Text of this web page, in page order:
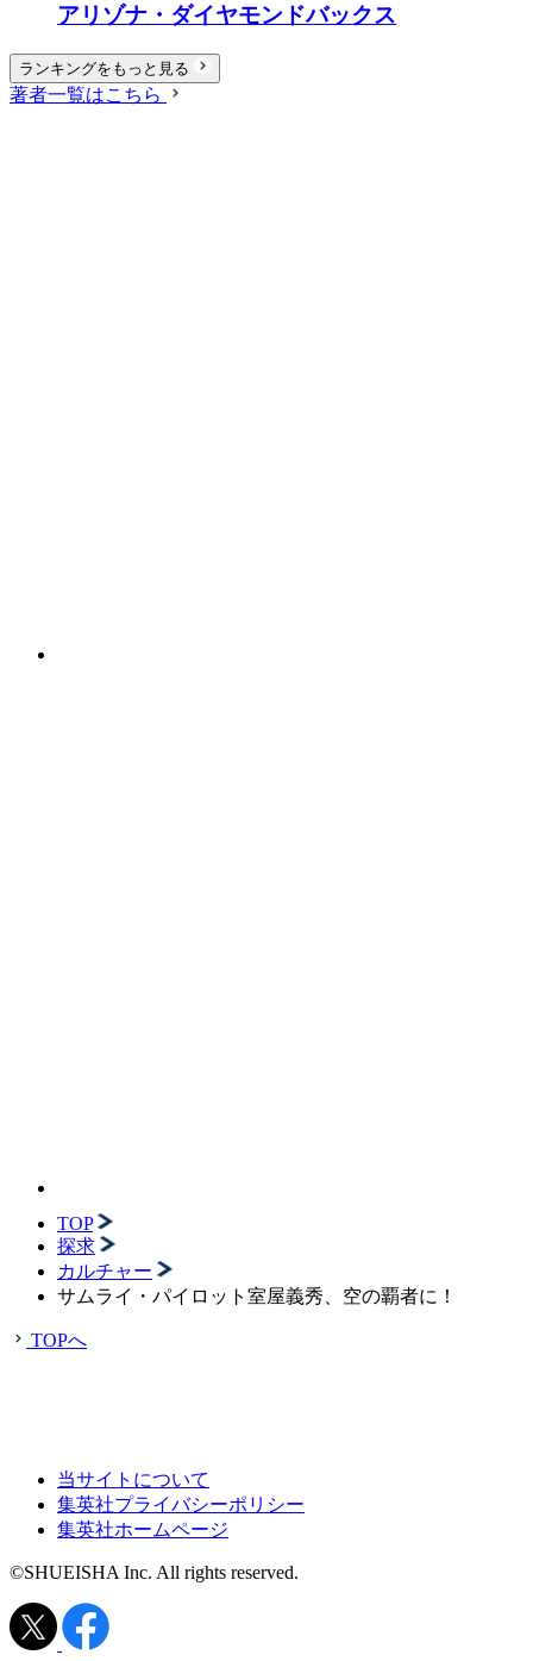
アリゾナ・ダイヤモンドバックス
ランキングをもっと見る
著者一覧はこちら
TOP
探求
カルチャー
サムライ・パイロット室屋義秀、空の覇者に！
TOPへ
当サイトについて
集英社プライバシーポリシー
集英社ホームページ
©SHUEISHA Inc. All rights reserved.